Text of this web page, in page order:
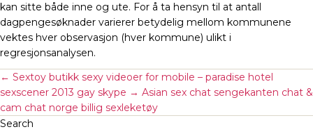
kan sitte både inne og ute. For å ta hensyn til at antall
dagpengesøknader varierer betydelig mellom kommunene
vektes hver observasjon (hver kommune) ulikt i
regresjonsanalysen.
← Sextoy butikk sexy videoer for mobile – paradise hotel
sexscener 2013 gay skype → Asian sex chat sengekanten chat &
cam chat norge billig sexleketøy
Search